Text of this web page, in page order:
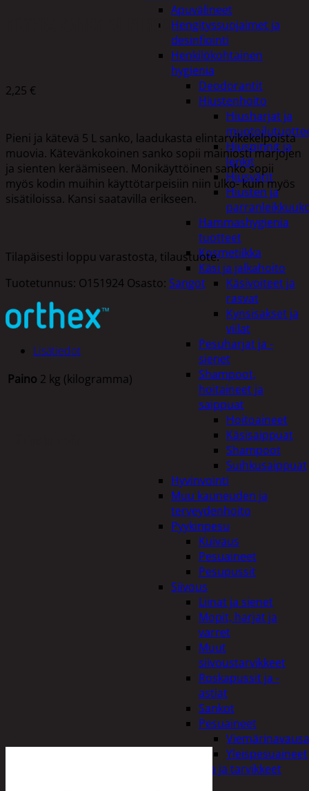
Apuvälineet
Hengityssuojaimet ja
desinfiointi
Henkilökohtainen
hygienia
Deodorantit
Hiustenhoito
Hiusharjat ja
Hiuspinnit ja
lenkit
Hiusvärit
Hiusten ja
Hammashygienia
tuotteet
Kosmetiikka
Käsi ja jalkahoito
Käsivoiteet ja
rasvat
Kynsisakset ja
viilat
Pesuharjat ja -
sienet
Shampoot,
hoitaineet ja
saippuat
Hoitoaineet
Käsisaippuat
Shampoot
Suihkusaippuat
Hyvinvointi
Muu kauneuden ja
terveydenhoito
Pyykinpesu
Kuivaus
Pesuaineet
Pesupussit
Siivous
Liinat ja sienet
Mopit, harjat ja
varret
Muut
siivoustarvikkeet
Roskapussit ja -
astiat
Sankot
Pesuaineet
Yleispesuaineet
Eläintenruoka ja tarvikkeet
ORTHEX SANKO 5L PINKKI
2,25 €
Pieni ja kätevä 5 L sanko, laadukasta elintarvikekelpoista
muovia. Kätevänkokoinen sanko sopii mainiosti marjojen
ja sienten keräämiseen. Monikäyttöinen sanko sopii
myös kodin muihin käyttötarpeisiin niin ulko- kuin myös
sisätiloissa. Kansi saatavilla erikseen.
Tilapäisesti loppu varastosta, tilaustuote.
Tuotetunnus: O151924 Osasto: Sangot
Lisätiedot
Paino 2 kg (kilogramma)